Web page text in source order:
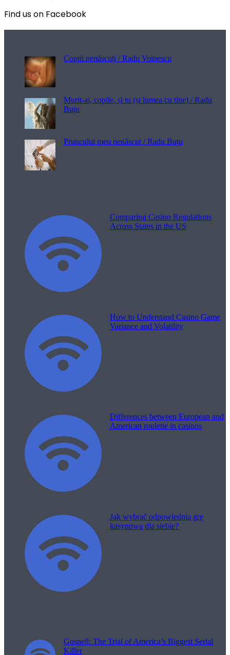
Find us on Facebook
Copiii nenăscuți / Radu Voinescu
Murit-ai, copile, și tu (și lumea cu tine) / Radu
Buțu
Pruncului meu nenăscut / Radu Buțu
Comparing Casino Regulations
Across States in the US
How to Understand Casino Game
Variance and Volatility
Differences between European and
American roulette in casinos
Jak wybrać odpowiednią grę
kasynową dla siebie?
Gosnell: The Trial of America’s Biggest Serial
Killer